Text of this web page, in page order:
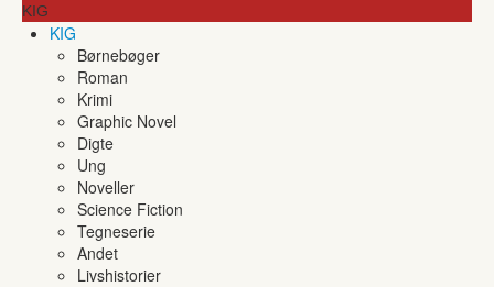
KIG
KIG
Børnebøger
Roman
Krimi
Graphic Novel
Digte
Ung
Noveller
Science Fiction
Tegneserie
Andet
Livshistorier